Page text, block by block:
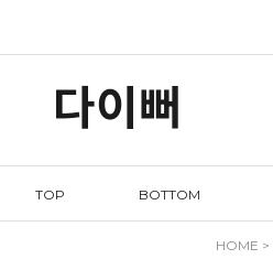
다이뻐
TOP BOTTOM
HOME >